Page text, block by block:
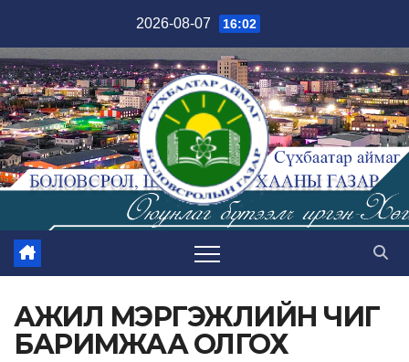
content
2026-08-07 16:02
АЖИЛ МЭРГЭЖЛИЙН ЧИГ
БАРИМЖАА ОЛГОХ